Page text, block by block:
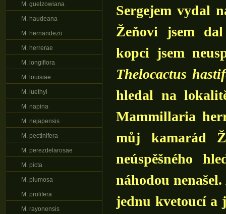
Sergejem vydal
Žeňovi jsem
kopci jsem
Thelocactus
hledal na
Mammillaria
můj kamarád
neúspěšného
náhodou
jednu kvetoucí a
M. guelzowiana
M. haudeana
M. hernandezii
M. herrerae
M. longiflora
M. louisiae
M. luethyi
M. napina
M. nejapensis
M. pectinifera
M. perezdelarosae
M. picta
M. plumosa
M. prolifera
M. rayonensis